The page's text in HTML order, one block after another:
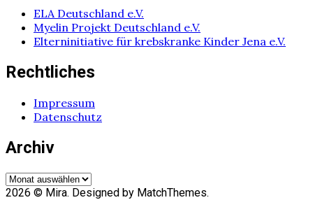
ELA Deutschland e.V.
Myelin Projekt Deutschland e.V.
Elterninitiative für krebskranke Kinder Jena e.V.
Rechtliches
Impressum
Datenschutz
Archiv
Archiv
2026 © Mira. Designed by MatchThemes.